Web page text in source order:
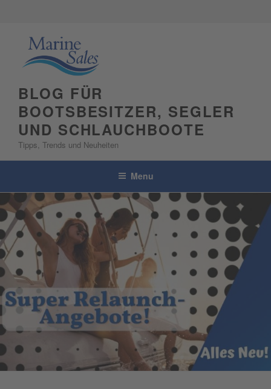
BLOG FÜR
BOOTSBESITZER, SEGLER
UND SCHLAUCHBOOTE
Tipps, Trends und Neuheiten
Menu